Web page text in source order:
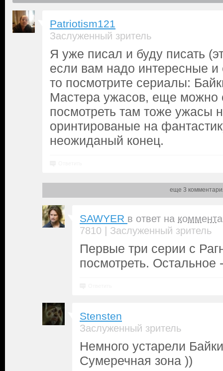
Patriotism121
Заслуженный зритель
Я уже писал и буду писать
если вам надо интересные
то посмотрите сериалы:
Мастера ужасов, еще можно
посмотреть там тоже ужасы
оринтированые на
неожиданый конец.
еще 3
SAWYER в ответ на
7810 | Заслуженный зритель
Первые три серии с
посмотреть. Остальное
Stensten
Заслуженный зритель
Немного устарели
Сумеречная зона ))